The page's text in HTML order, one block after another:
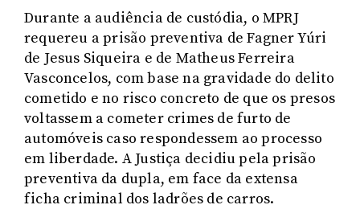
Durante a audiência de custódia, o MPRJ
requereu a prisão preventiva de Fagner Yúri
de Jesus Siqueira e de Matheus Ferreira
Vasconcelos, com base na gravidade do delito
cometido e no risco concreto de que os presos
voltassem a cometer crimes de furto de
automóveis caso respondessem ao processo
em liberdade. A Justiça decidiu pela prisão
preventiva da dupla, em face da extensa
ficha criminal dos ladrões de carros.